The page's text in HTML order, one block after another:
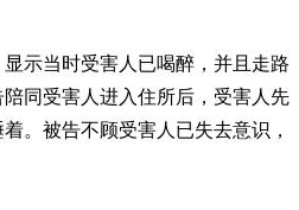
示当时受害人已喝醉，并且走路
同受害人进入住所后，受害人先
。被告不顾受害人已失去意识，